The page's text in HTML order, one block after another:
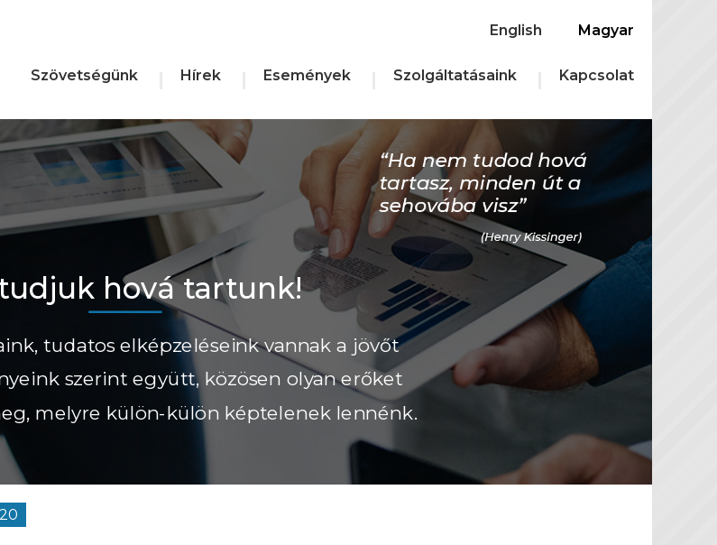
English Magyar
Szövetségünk Hírek Események Szolgáltatásaink Kapcsolat
hová tartunk!
tudatos elképzeléseink vannak a jövőt
szerint együtt, közösen olyan erőket
melyre külön-külön képtelenek lennénk.